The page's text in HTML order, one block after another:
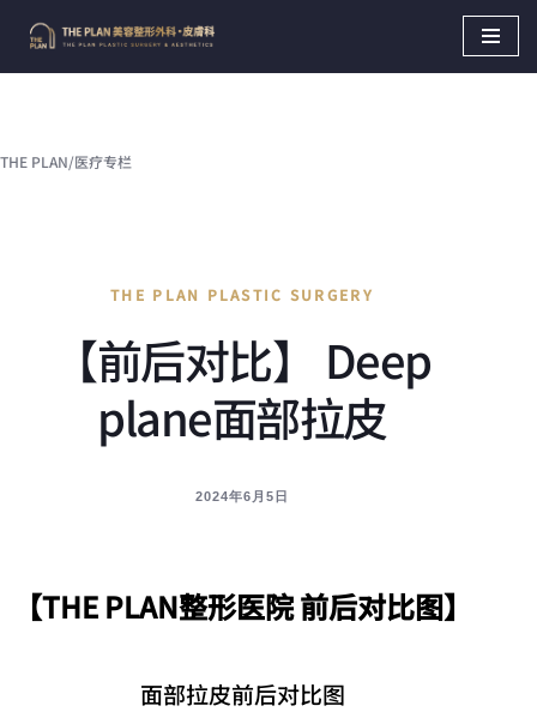
THE PLAN/医疗专栏
THE PLAN PLASTIC SURGERY
【前后对比】 Deep
plane面部拉皮
2024年6月5日
【THE PLAN整形医院 前后对比图】
面部拉皮前后对比图